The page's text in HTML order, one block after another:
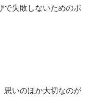
で失敗しないためのポ
思いのほか大切なのが